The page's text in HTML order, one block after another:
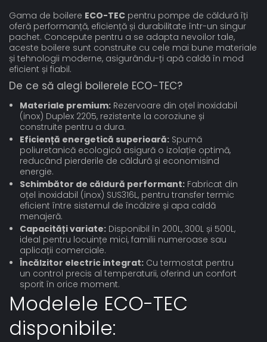
Gama de boilere ECO-TEC pentru pompe de căldură îți
oferă performanță, eficiență și durabilitate într-un singur
pachet. Concepute pentru a se adapta nevoilor tale,
aceste boilere sunt construite cu cele mai bune materiale
și tehnologii moderne, asigurându-ți apă caldă în mod
eficient și fiabil.
De ce să alegi boilerele ECO-TEC?
Materiale premium: Rezervoare din oțel inoxidabil
(inox) Duplex 2205, rezistente la coroziune și
construite pentru a dura.
Eficiență energetică superioară: Spumă
poliuretanică ecologică asigură o izolație optimă,
reducând pierderile de căldură și economisind
energie.
Schimbător de căldură performant: Fabricat din
oțel inoxidabil (inox) SUS316L, pentru transfer termic
eficient între sistemul de încălzire și apa caldă
menajeră.
Capacități variate: Disponibil în 200L, 300L și 500L,
ideal pentru locuințe mici, familii numeroase sau
aplicații comerciale.
Încălzitor electric integrat: Cu termostat pentru
un control precis al temperaturii, oferind un confort
sporit în orice moment.
Modelele ECO-TEC
disponibile: